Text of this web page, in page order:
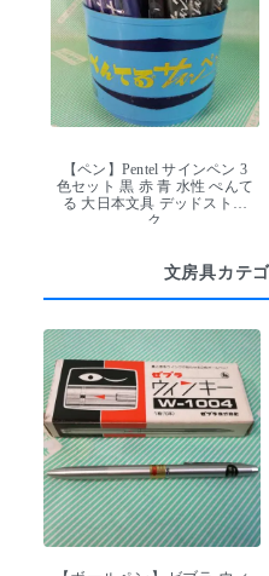
【ペン】Pentel サインペン 3
色セット 黒 赤 青 水性 ぺんて
る 大日本文具 デッドストッ
ク
文房具カテ